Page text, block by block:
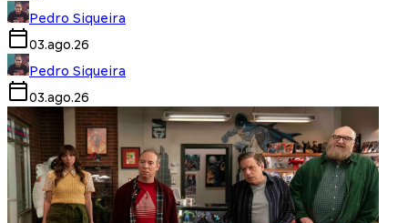
Pedro Siqueira
03.ago.26
Pedro Siqueira
03.ago.26